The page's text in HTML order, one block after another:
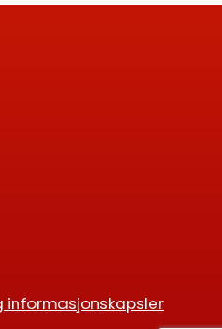
informasjonskapsler